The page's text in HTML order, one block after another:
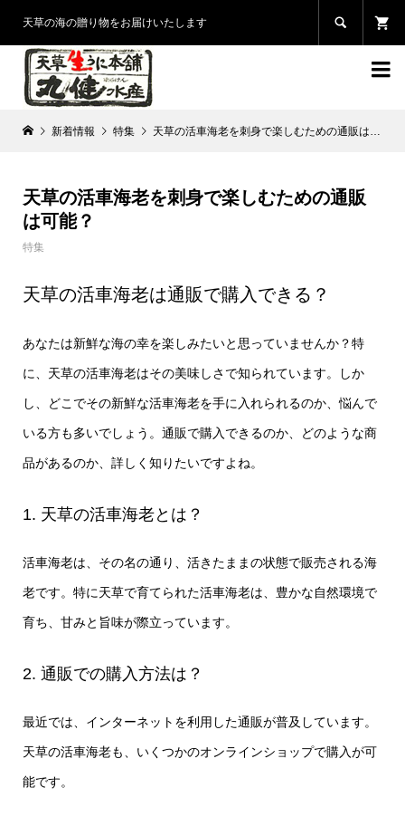
天草の海の贈り物をお届けいたします 

新着情報 特集 天草の活車海老を刺身で楽しむための通販は可能？
天草の活車海老を刺身で楽しむための通販
は可能？
特集
天草の活車海老は通販で購入できる？
あなたは新鮮な海の幸を楽しみたいと思っていませんか？特
に、天草の活車海老はその美味しさで知られています。しか
し、どこでその新鮮な活車海老を手に入れられるのか、悩んで
いる方も多いでしょう。通販で購入できるのか、どのような商
品があるのか、詳しく知りたいですよね。
1. 天草の活車海老とは？
活車海老は、その名の通り、活きたままの状態で販売される海
老です。特に天草で育てられた活車海老は、豊かな自然環境で
育ち、甘みと旨味が際立っています。
2. 通販での購入方法は？
最近では、インターネットを利用した通販が普及しています。
天草の活車海老も、いくつかのオンラインショップで購入が可
能です。